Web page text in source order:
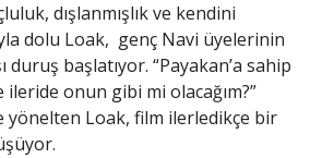
dışlanmışlık ve kendini
dolu Loak, genç Navi üyelerinin
duruş başlatıyor. “Payakan’a sahip
ileride onun gibi mi olacağım?”
Loak, film ilerledikçe bir